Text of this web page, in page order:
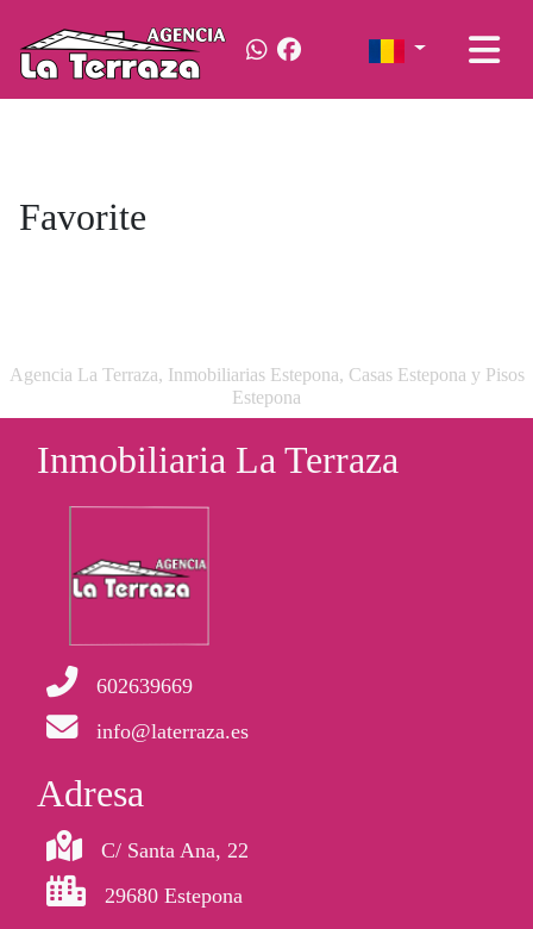
Favorite
Agencia La Terraza, Inmobiliarias Estepona, Casas Estepona y Pisos
Estepona
Inmobiliaria La Terraza
602639669
info@laterraza.es
Adresa
C/ Santa Ana, 22
29680 Estepona